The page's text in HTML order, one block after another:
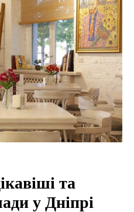
та
у Дніпрі